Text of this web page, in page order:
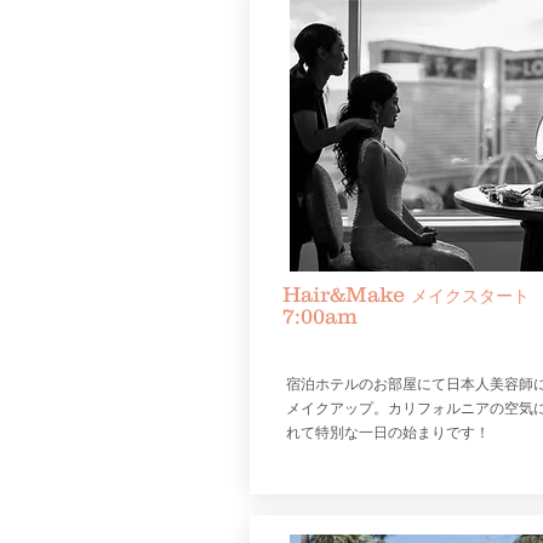
Hair&Make メイクスタート
7:00am
宿泊ホテルのお部屋にて日本人美容師
メイクアップ。カリフォルニアの空気
れて特別な一日の始まりです！